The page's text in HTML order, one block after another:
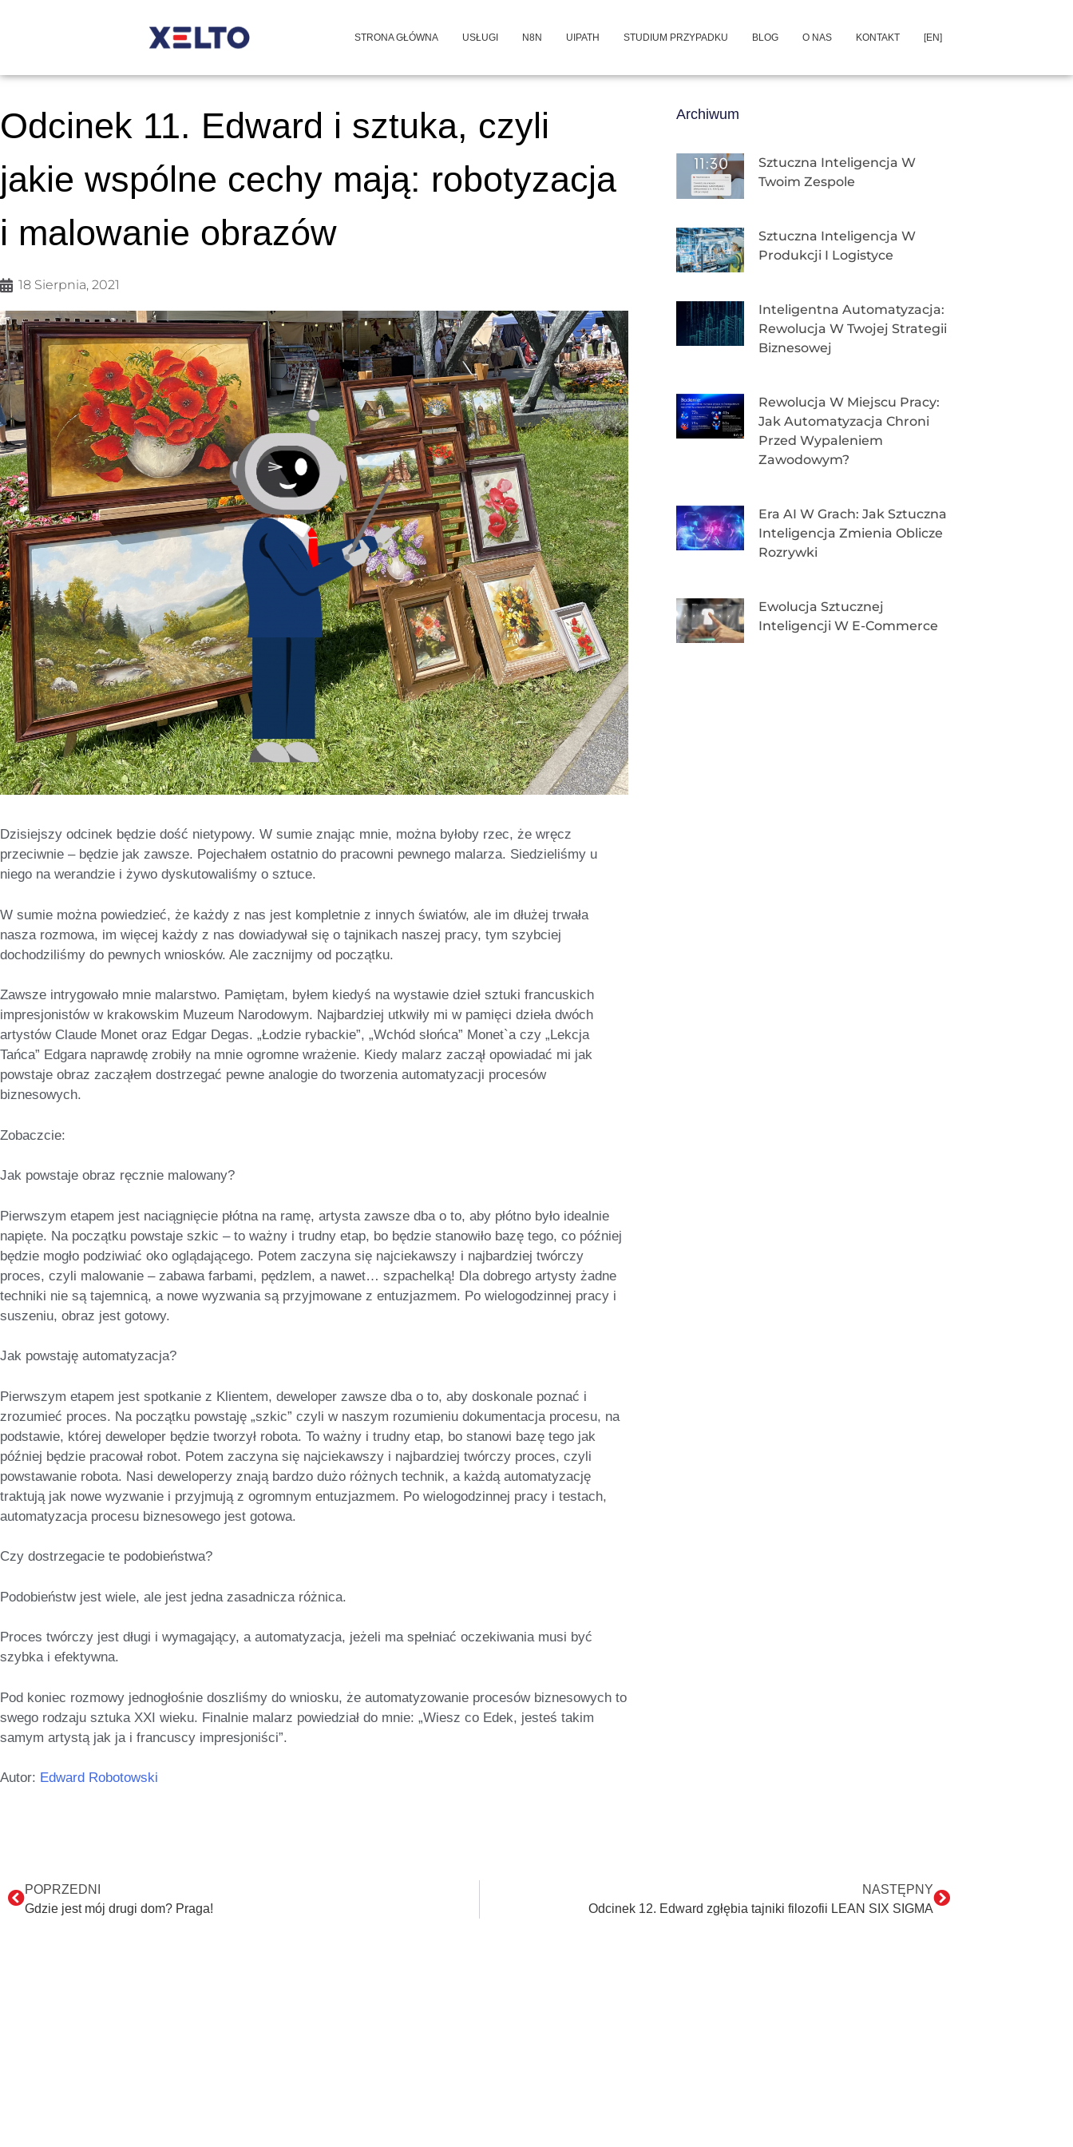
STRONA GŁÓWNA USŁUGI N8N UIPATH STUDIUM PRZYPADKU BLOG O NAS KONTAKT [EN]
Odcinek 11. Edward i sztuka, czyli
jakie wspólne cechy mają: robotyzacja
i malowanie obrazów
18 Sierpnia, 2021
Dzisiejszy odcinek będzie dość nietypowy. W sumie znając mnie, można byłoby rzec, że wręcz
przeciwnie – będzie jak zawsze. Pojechałem ostatnio do pracowni pewnego malarza. Siedzieliśmy u
niego na werandzie i żywo dyskutowaliśmy o sztuce.
W sumie można powiedzieć, że każdy z nas jest kompletnie z innych światów, ale im dłużej trwała
nasza rozmowa, im więcej każdy z nas dowiadywał się o tajnikach naszej pracy, tym szybciej
dochodziliśmy do pewnych wniosków. Ale zacznijmy od początku.
Zawsze intrygowało mnie malarstwo. Pamiętam, byłem kiedyś na wystawie dzieł sztuki francuskich
impresjonistów w krakowskim Muzeum Narodowym. Najbardziej utkwiły mi w pamięci dzieła dwóch
artystów Claude Monet oraz Edgar Degas. „Łodzie rybackie”, „Wchód słońca” Monet`a czy „Lekcja
Tańca” Edgara naprawdę zrobiły na mnie ogromne wrażenie. Kiedy malarz zaczął opowiadać mi jak
powstaje obraz zacząłem dostrzegać pewne analogie do tworzenia automatyzacji procesów
biznesowych.
Zobaczcie:
Jak powstaje obraz ręcznie malowany?
Pierwszym etapem jest naciągnięcie płótna na ramę, artysta zawsze dba o to, aby płótno było idealnie
napięte. Na początku powstaje szkic – to ważny i trudny etap, bo będzie stanowiło bazę tego, co później
będzie mogło podziwiać oko oglądającego. Potem zaczyna się najciekawszy i najbardziej twórczy
proces, czyli malowanie – zabawa farbami, pędzlem, a nawet… szpachelką! Dla dobrego artysty żadne
techniki nie są tajemnicą, a nowe wyzwania są przyjmowane z entuzjazmem. Po wielogodzinnej pracy i
suszeniu, obraz jest gotowy.
Jak powstaję automatyzacja?
Pierwszym etapem jest spotkanie z Klientem, deweloper zawsze dba o to, aby doskonale poznać i
zrozumieć proces. Na początku powstaję „szkic” czyli w naszym rozumieniu dokumentacja procesu, na
podstawie, której deweloper będzie tworzył robota. To ważny i trudny etap, bo stanowi bazę tego jak
później będzie pracował robot. Potem zaczyna się najciekawszy i najbardziej twórczy proces, czyli
powstawanie robota. Nasi deweloperzy znają bardzo dużo różnych technik, a każdą automatyzację
traktują jak nowe wyzwanie i przyjmują z ogromnym entuzjazmem. Po wielogodzinnej pracy i testach,
automatyzacja procesu biznesowego jest gotowa.
Czy dostrzegacie te podobieństwa?
Podobieństw jest wiele, ale jest jedna zasadnicza różnica.
Proces twórczy jest długi i wymagający, aautomatyzacja, jeżeli ma spełniać oczekiwaniamusi być
szybka i efektywna.
Pod koniec rozmowy jednogłośnie doszliśmy do wniosku, że automatyzowanie procesów biznesowych to
swego rodzaju sztuka XXI wieku. Finalnie malarz powiedział do mnie: „Wiesz co Edek, jesteś takim
samym artystą jak ja i francuscy impresjoniści”.
Autor: Edward Robotowski
Archiwum
Sztuczna Inteligencja W
Twoim Zespole
Sztuczna Inteligencja W
Produkcji I Logistyce
Inteligentna Automatyzacja:
Rewolucja W Twojej Strategii
Biznesowej
Rewolucja W Miejscu Pracy:
Jak Automatyzacja Chroni
Przed Wypaleniem
Zawodowym?
Era AI W Grach: Jak Sztuczna
Inteligencja Zmienia Oblicze
Rozrywki
Ewolucja Sztucznej
Inteligencji W E-Commerce
POPRZEDNI
Gdzie jest mój drugi dom? Praga!
NASTĘPNY
Odcinek 12. Edward zgłębia tajniki filozofii LEAN SIX SIGMA